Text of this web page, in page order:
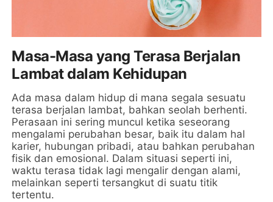
Masa-Masa yang Terasa Berjalan
Lambat dalam Kehidupan
Ada masa dalam hidup di mana segala sesuatu
terasa berjalan lambat, bahkan seolah berhenti.
Perasaan ini sering muncul ketika seseorang
mengalami perubahan besar, baik itu dalam hal
karier, hubungan pribadi, atau bahkan perubahan
fisik dan emosional. Dalam situasi seperti ini,
waktu terasa tidak lagi mengalir dengan alami,
melainkan seperti tersangkut di suatu titik
tertentu.